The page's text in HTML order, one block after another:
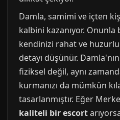
Damla, samimi ve içten
kalbini kazanıyor.
kendinizi rahat ve
detayı düşünür.
fiziksel değil, aynı
kurmanızı da mümkün
tasarlanmıştır. Eğer
kaliteli bir escort